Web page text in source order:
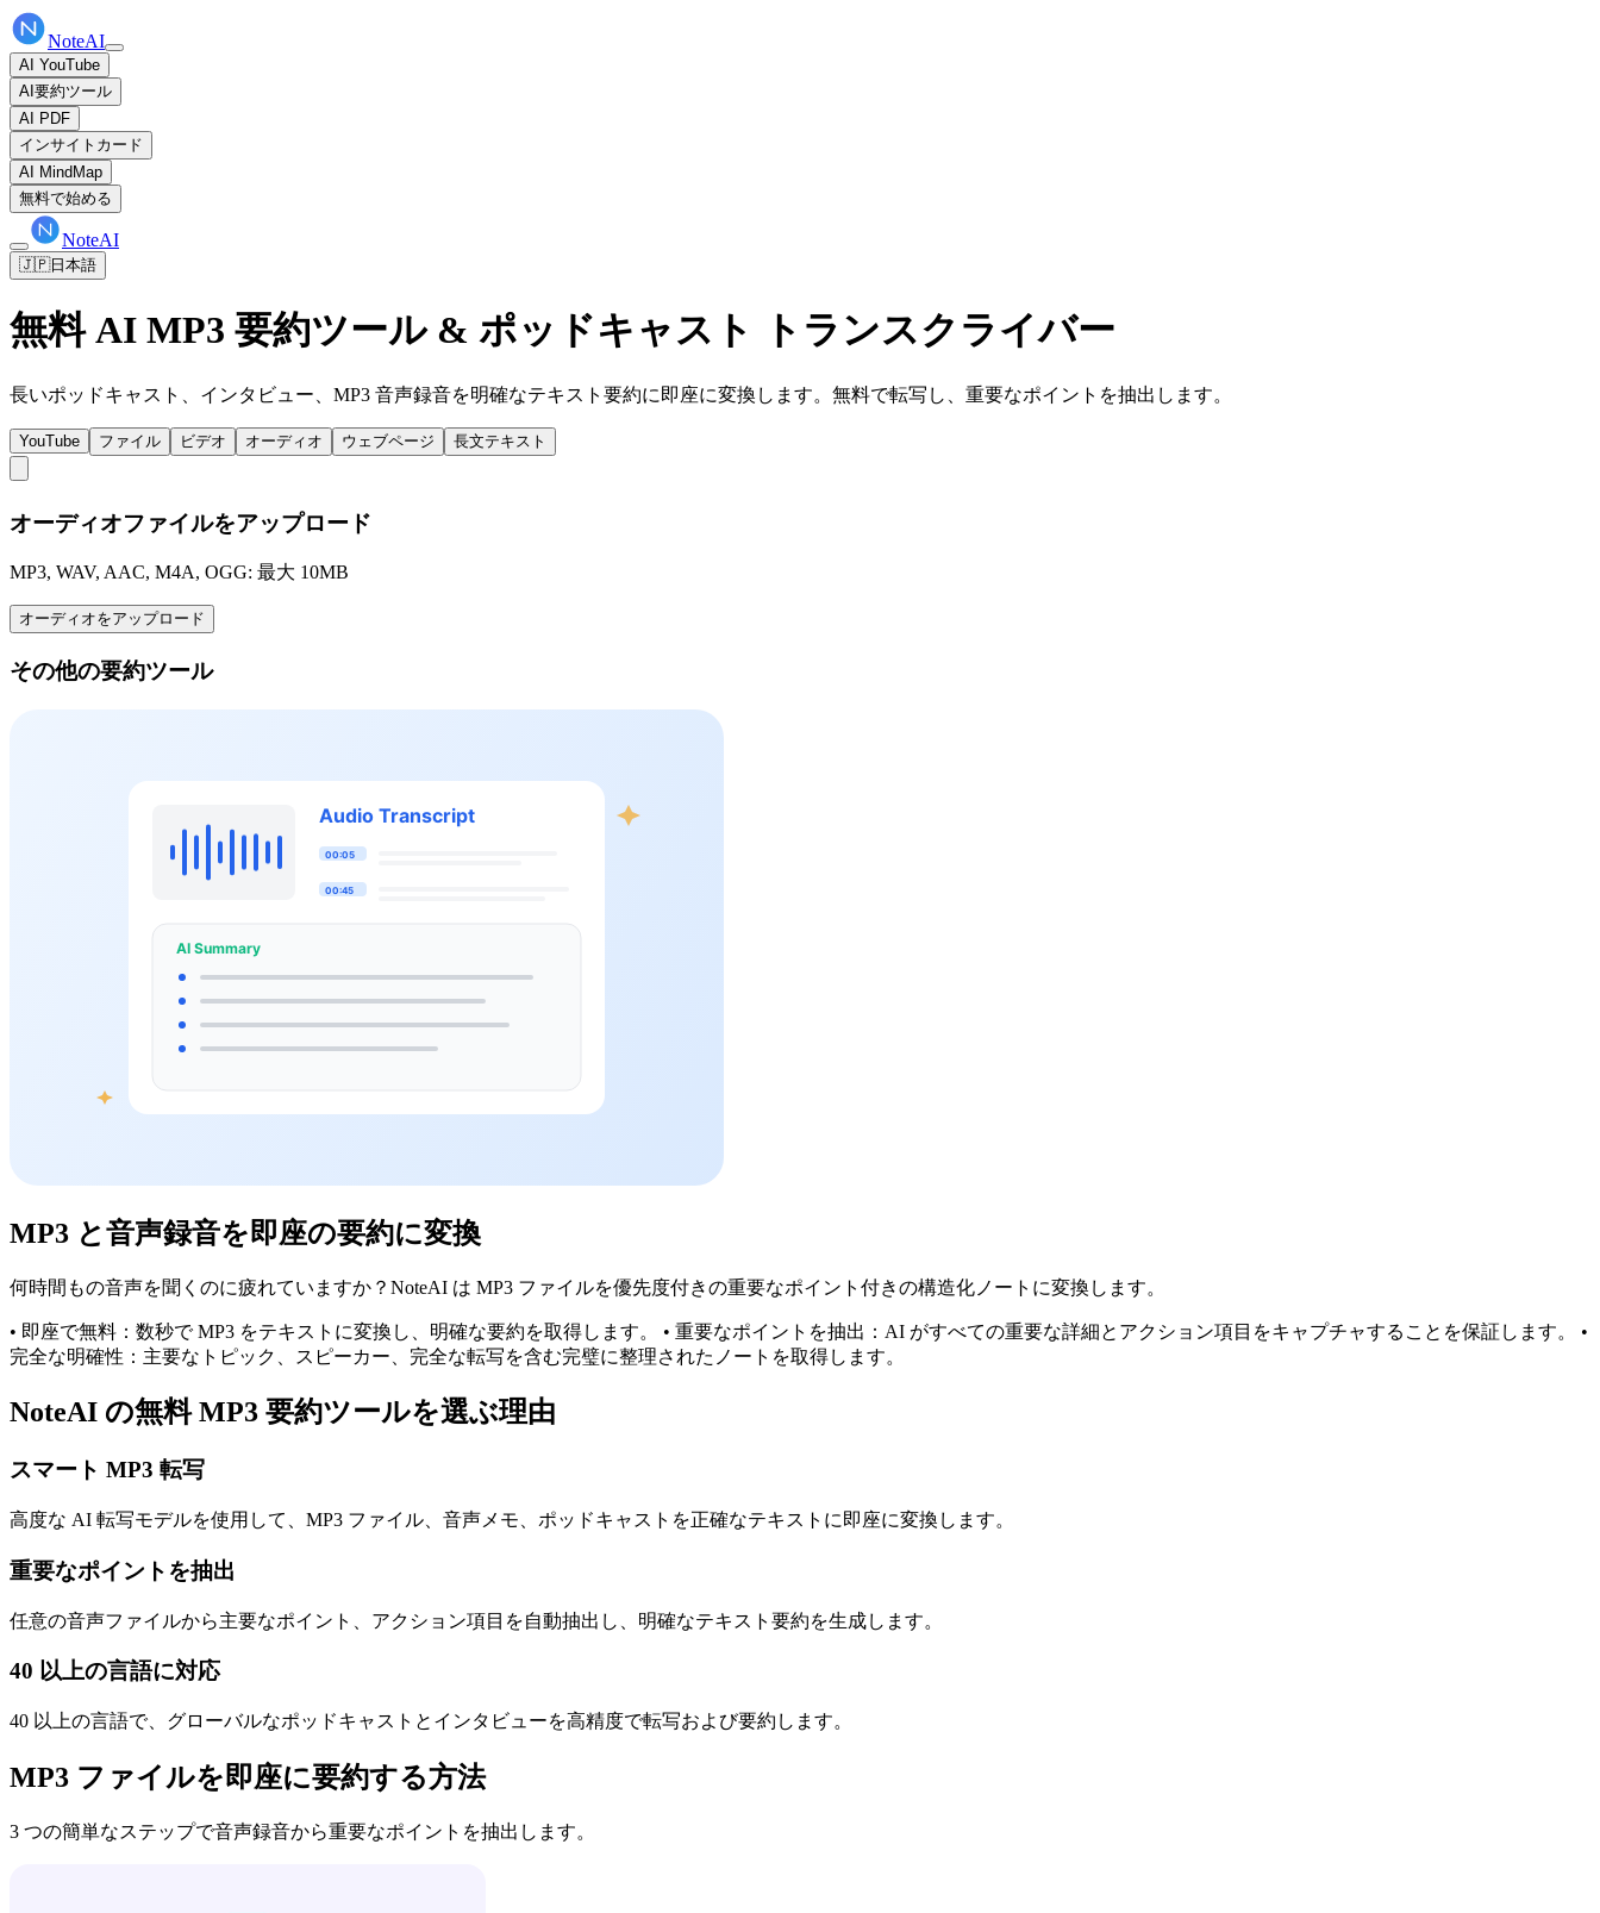
NoteAI
AI YouTube
AI要約ツール
AI PDF
インサイトカード
AI MindMap
無料で始める
NoteAI
🇯🇵日本語
無料 AI MP3 要約ツール & ポッドキャスト トランスクライバー
長いポッドキャスト、インタビュー、MP3 音声録音を明確なテキスト要約に即座に変換します。無料で転写し、重要なポイントを抽出します。
YouTube ファイル ビデオ オーディオ ウェブページ 長文テキスト
オーディオファイルをアップロード
MP3, WAV, AAC, M4A, OGG: 最大 10MB
オーディオをアップロード
その他の要約ツール
MP3 と音声録音を即座の要約に変換
何時間もの音声を聞くのに疲れていますか？NoteAI は MP3 ファイルを優先度付きの重要なポイント付きの構造化ノートに変換します。
• 即座で無料：数秒で MP3 をテキストに変換し、明確な要約を取得します。 • 重要なポイントを抽出：AI がすべての重要な詳細とアクション項目をキャプチャすることを保証します。 •
完全な明確性：主要なトピック、スピーカー、完全な転写を含む完璧に整理されたノートを取得します。
NoteAI の無料 MP3 要約ツールを選ぶ理由
スマート MP3 転写
高度な AI 転写モデルを使用して、MP3 ファイル、音声メモ、ポッドキャストを正確なテキストに即座に変換します。
重要なポイントを抽出
任意の音声ファイルから主要なポイント、アクション項目を自動抽出し、明確なテキスト要約を生成します。
40 以上の言語に対応
40 以上の言語で、グローバルなポッドキャストとインタビューを高精度で転写および要約します。
MP3 ファイルを即座に要約する方法
3 つの簡単なステップで音声録音から重要なポイントを抽出します。